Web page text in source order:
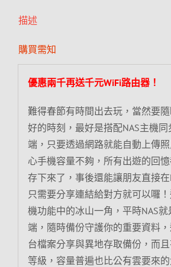
描述
購買需知
優惠兩千再送千元WiFi路由器！
難得春節有時間出去玩，當然要
好的時刻，最好是搭配NAS主機
端，只要透過網路就能自動上傳
心手機容量不夠，所有出遊的回
存下來了，事後還能讓朋友直接在
只需要分享連結給對方就可以囉
機功能中的冰山一角，平時NAS
端，隨時備份守護你的重要資料
台檔案分享與異地存取備份，而
等級，容量普遍也比公有雲要來